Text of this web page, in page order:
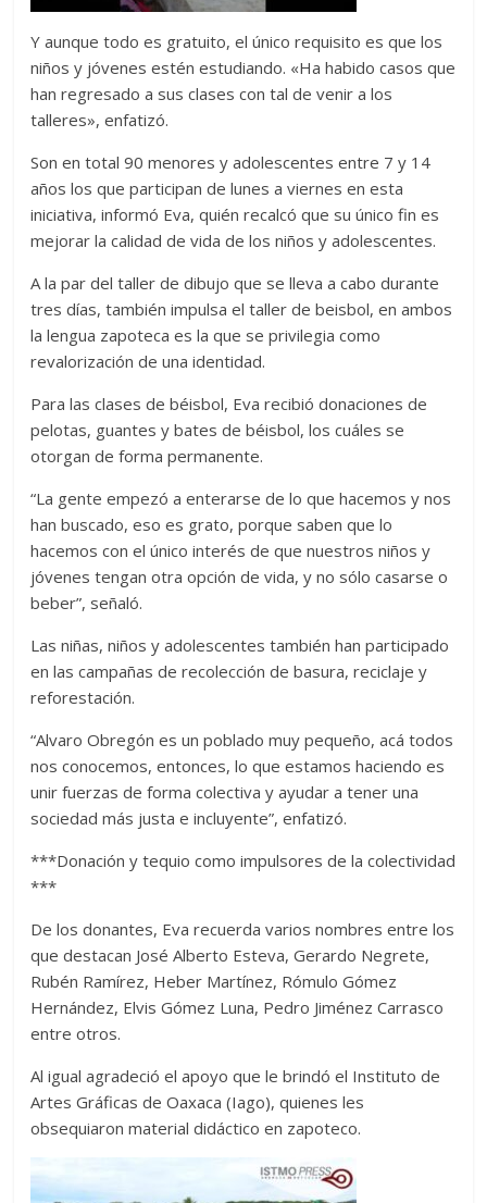
Y aunque todo es gratuito, el único requisito es que los
niños y jóvenes estén estudiando. «Ha habido casos que
han regresado a sus clases con tal de venir a los
talleres», enfatizó.
Son en total 90 menores y adolescentes entre 7 y 14
años los que participan de lunes a viernes en esta
iniciativa, informó Eva, quién recalcó que su único fin es
mejorar la calidad de vida de los niños y adolescentes.
A la par del taller de dibujo que se lleva a cabo durante
tres días, también impulsa el taller de beisbol, en ambos
la lengua zapoteca es la que se privilegia como
revalorización de una identidad.
Para las clases de béisbol, Eva recibió donaciones de
pelotas, guantes y bates de béisbol, los cuáles se
otorgan de forma permanente.
“La gente empezó a enterarse de lo que hacemos y nos
han buscado, eso es grato, porque saben que lo
hacemos con el único interés de que nuestros niños y
jóvenes tengan otra opción de vida, y no sólo casarse o
beber”, señaló.
Las niñas, niños y adolescentes también han participado
en las campañas de recolección de basura, reciclaje y
reforestación.
“Alvaro Obregón es un poblado muy pequeño, acá todos
nos conocemos, entonces, lo que estamos haciendo es
unir fuerzas de forma colectiva y ayudar a tener una
sociedad más justa e incluyente”, enfatizó.
***Donación y tequio como impulsores de la colectividad
***
De los donantes, Eva recuerda varios nombres entre los
que destacan José Alberto Esteva, Gerardo Negrete,
Rubén Ramírez, Heber Martínez, Rómulo Gómez
Hernández, Elvis Gómez Luna, Pedro Jiménez Carrasco
entre otros.
Al igual agradeció el apoyo que le brindó el Instituto de
Artes Gráficas de Oaxaca (Iago), quienes les
obsequiaron material didáctico en zapoteco.